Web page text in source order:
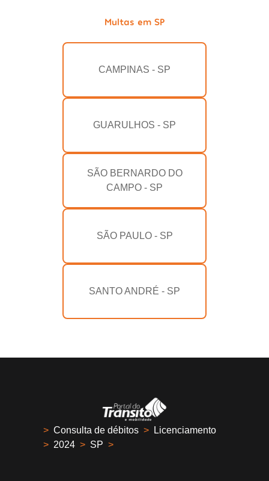
Multas em SP
CAMPINAS - SP
GUARULHOS - SP
SÃO BERNARDO DO
CAMPO - SP
SÃO PAULO - SP
SANTO ANDRÉ - SP
> Consulta de débitos >
Licenciamento
> 2024 > SP >